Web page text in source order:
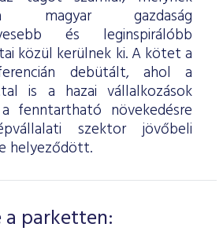
gazdaság
és leginspirálóbb
közül kerülnek ki. A kötet a
debütált, ahol a
is a hazai vállalkozások
fenntartható növekedésre
szektor jövőbeli
helyeződött.
a parketten: